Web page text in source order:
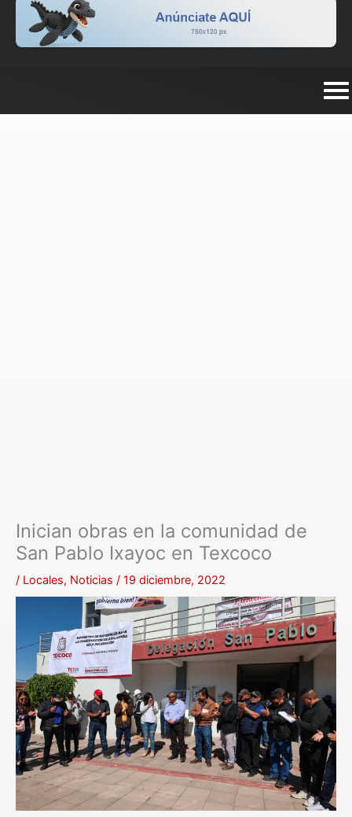
Inician obras en la comunidad de
San Pablo Ixayoc en Texcoco
/ Locales, Noticias / 19 diciembre, 2022